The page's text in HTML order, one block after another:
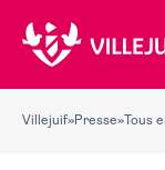
Villejuif»Presse» Tous